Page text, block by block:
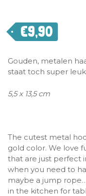
€9,90
Gouden, metalen
staat toch super
5,5 x 13,5 cm
The cutest metal
gold color. We love
that are just perfect
when you need to
maybe a jump
in the kitchen for